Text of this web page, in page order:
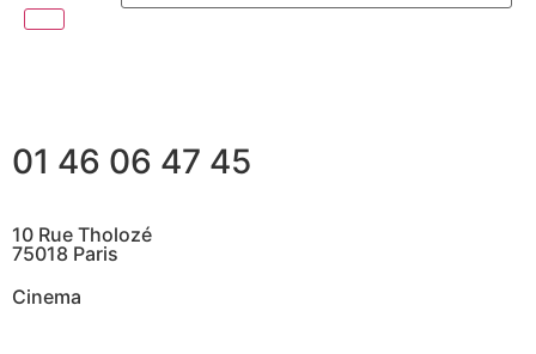
01 46 06 47 45
10 Rue Tholozé
75018 Paris
Cinema